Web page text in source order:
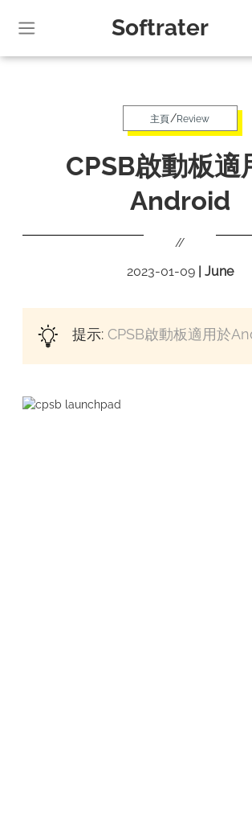
Softrater
主頁/Review
CPSB啟動板適
Android
//
2023-01-09 | June
提示:CPSB啟動板適用於